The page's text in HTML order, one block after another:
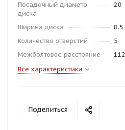
Посадочный диаметр
диска
20
Ширина диска
8.5
Количество отверстий
5
Межболтовое расстояние
112
Все характеристики
Поделиться